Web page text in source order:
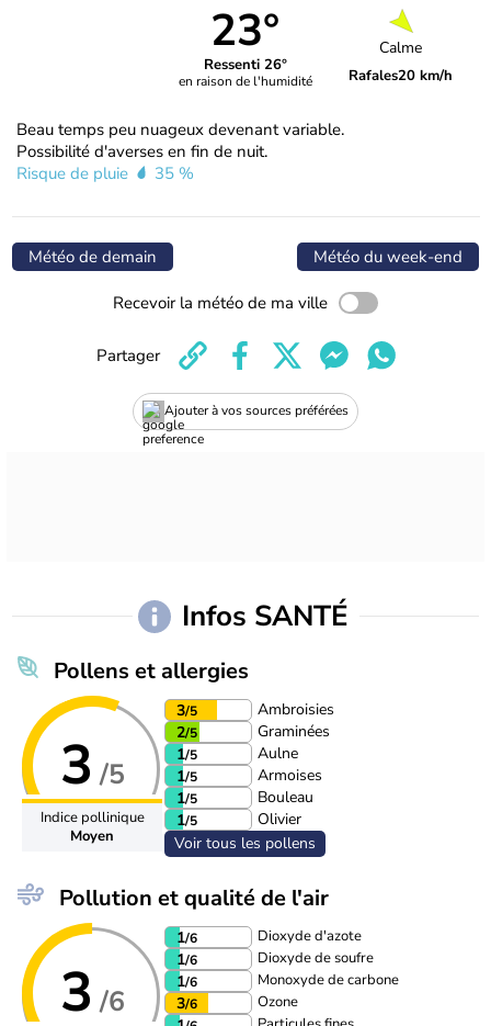
23°
Ressenti 26°
en raison de l'humidité
Calme
Rafales20 km/h
Beau temps peu nuageux devenant variable.
Possibilité d'averses en fin de nuit.
Risque de pluie
35 %
Météo de demain Météo du week-end
Recevoir la météo de ma ville
Ajouter à vos sources préférées
Partager
Infos SANTÉ
Pollens et allergies
3 /5
Indice pollinique
Moyen
3/5
Ambroisies
2/5
Graminées
1/5
Aulne
1/5
Armoises
1/5
Bouleau
1/5
Olivier
Voir tous les pollens
Pollution et qualité de l'air
3 /6
1/6 Dioxyde d'azote
1/6 Dioxyde de soufre
1/6 Monoxyde de carbone
3/6 Ozone